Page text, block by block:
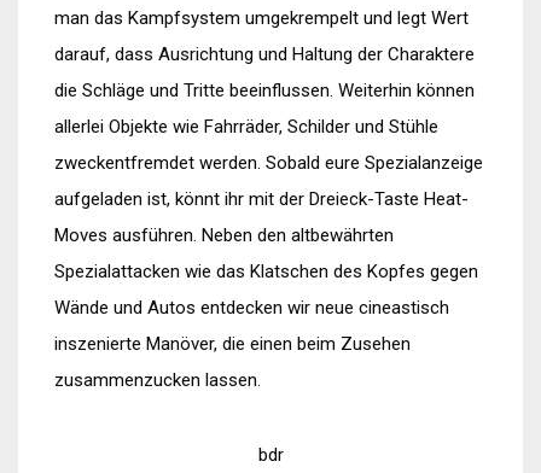
man das Kampfsystem umgekrempelt und legt Wert
darauf, dass Ausrichtung und Haltung der Charaktere
die Schläge und Tritte beeinflussen. Weiterhin können
allerlei Objekte wie Fahrräder, Schilder und Stühle
zweckentfremdet werden. Sobald eure Spezialanzeige
aufgeladen ist, könnt ihr mit der Dreieck-Taste Heat-
Moves ausführen. Neben den altbewährten
Spezialattacken wie das Klatschen des Kopfes gegen
Wände und Autos entdecken wir neue cineastisch
inszenierte Manöver, die einen beim Zusehen
zusammenzucken lassen.
bdr